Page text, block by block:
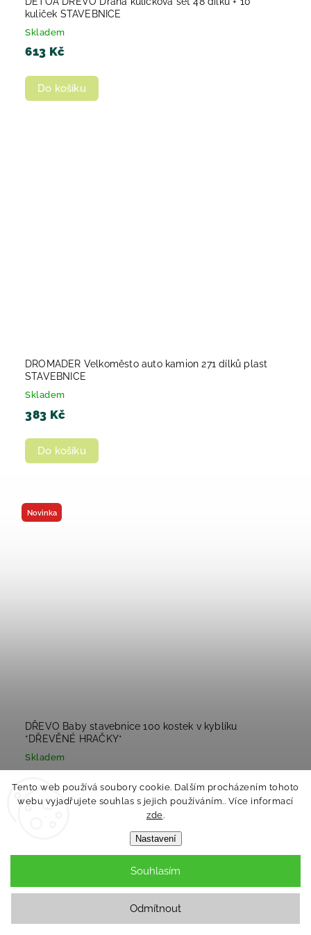
Tento web používá soubory cookie. Dalším procházením tohoto
webu vyjadřujete souhlas s jejich používáním.. Více informací
zde.
Nastavení
Odmítnout
Souhlasím
kuliček STAVEBNICE
Skladem
613 Kč
Do košíku
DROMADER Velkoměsto auto kamion 271 dílků plast
STAVEBNICE
Skladem
383 Kč
Do košíku
Novinka
DŘEVO Baby stavebnice 100 kostek v kyblíku
*DŘEVĚNÉ HRAČKY*
Skladem
630 Kč
–14 %
540 Kč
Do košíku